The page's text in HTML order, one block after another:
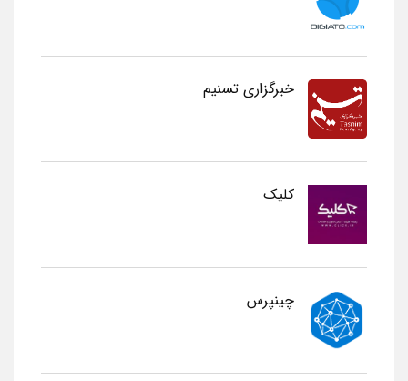
خبرگزاری تسنیم
کلیک
چینپرس